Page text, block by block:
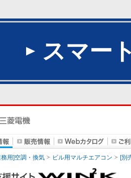
スマー
務用]空調・換気 ビル用マルチエアコン [別